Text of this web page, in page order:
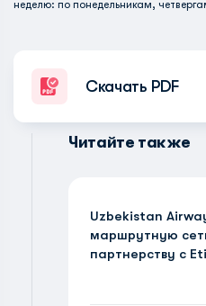
неделю: по понедельникам,
Скачать PDF
Читайте также
Uzbekistan
маршрутную
партнерству с